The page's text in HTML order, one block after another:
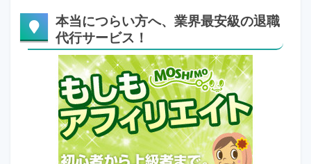
本当につらい方へ、業界最安級の退職
代行サービス！